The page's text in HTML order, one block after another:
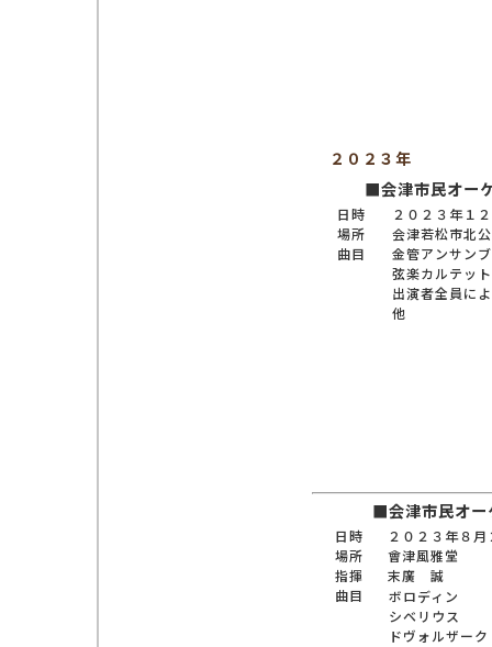
２０２３年
■会津市民オー
日時
２０２３年１
場所
会津若松市北
曲目
金管アンサン
弦楽カルテッ
出演者全員に
他
■会津市民オー
日時
２０２３年８
場所
會津風雅堂
指揮
末廣 誠
曲目
ボロディン
シベリウス
ドヴォルザーク